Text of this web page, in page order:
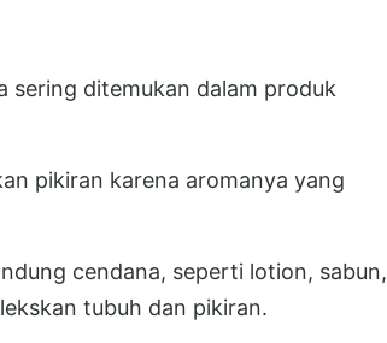
sering ditemukan dalam produk
pikiran karena aromanya yang
cendana, seperti lotion, sabun,
tubuh dan pikiran.